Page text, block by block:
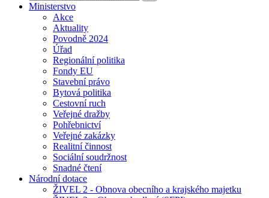
Ministerstvo
Akce
Aktuality
Povodně 2024
Úřad
Regionální politika
Fondy EU
Stavební právo
Bytová politika
Cestovní ruch
Veřejné dražby
Pohřebnictví
Veřejné zakázky
Realitní činnost
Sociální soudržnost
Snadné čtení
Národní dotace
ŽIVEL 2 - Obnova obecního a krajského majetku